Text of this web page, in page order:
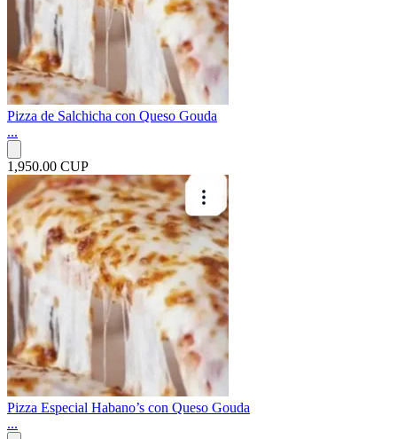
Pizza de Salchicha con Queso Gouda
...
1,950.00 CUP
Pizza Especial Habano’s con Queso Gouda
...